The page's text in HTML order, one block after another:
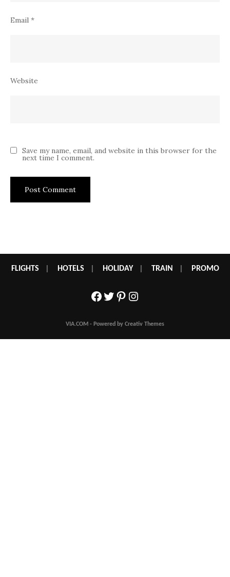
Email *
Website
Save my name, email, and website in this browser for the
next time I comment.
FLIGHTS HOTELS HOLIDAY| TRAIN PROMO
Facebook
Twitter
Pinterest
Instagram
VIA.COM - Powered by Creativ Themes